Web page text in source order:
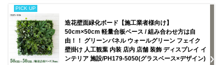
PICK UP
造花壁面緑化ボード【施工業者様向け】
50cm×50cm 軽量合板ベース / 組み合わせ方は自
由！！ グリーンパネル ウォールグリーン フェイク
壁掛け 人工観葉 内装 店内 店舗 装飾 ディスプレイ イ
ンテリア 施設/PH179-5050(グラスベース×デザイン)